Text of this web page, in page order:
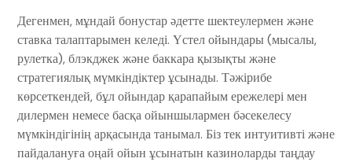
Дегенмен, мұндай бонустар әдетте шектеулермен және
ставка талаптарымен келеді. Үстел ойындары (мысалы,
рулетка), блэкджек және баккара қызықты және
стратегиялық мүмкіндіктер ұсынады. Тәжірибе
көрсеткендей, бұл ойындар қарапайым ережелері мен
дилермен немесе басқа ойыншылармен бәсекелесу
мүмкіндігінің арқасында танымал. Біз тек интуитивті және
пайдалануға оңай ойын ұсынатын казиноларды таңдау